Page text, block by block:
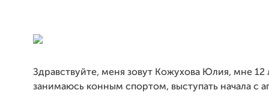
Здравствуйте, меня зовут Кожухова Юлия, мне 12
занимаюсь конным спортом, выступать начала с